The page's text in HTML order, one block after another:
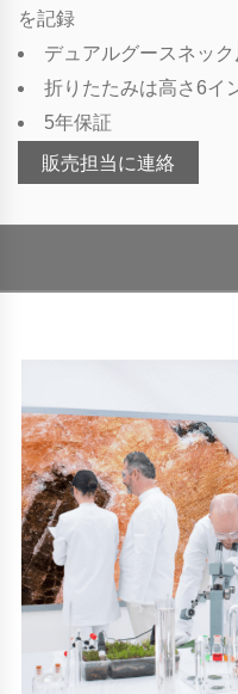
を記録
デュアルグースネッ
折りたたみは高さ6イ
5年保証
販売担当に連絡